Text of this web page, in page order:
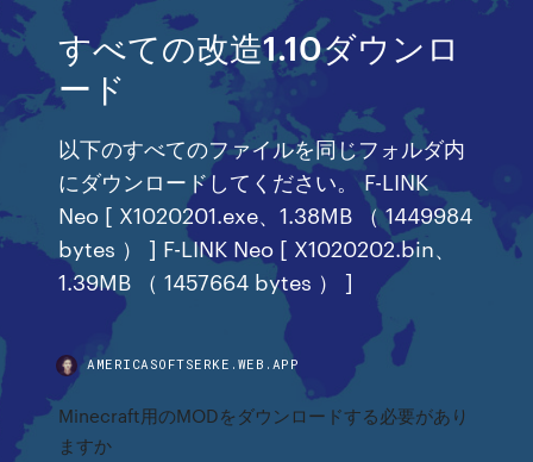
すべての改造1.10ダウンロ
ード
以下のすべてのファイルを同じフォルダ内
にダウンロードしてください。 F-LINK
Neo [ X1020201.exe、1.38MB （ 1449984
bytes ） ] F-LINK Neo [ X1020202.bin、
1.39MB （ 1457664 bytes ） ]
AMERICASOFTSERKE.WEB.APP
Minecraft用のMODをダウンロードする必要があり
ますか